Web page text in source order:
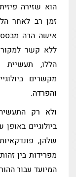
הוא שזירה
זמן רב לאחר
אישה הרה
ללא קשר למקור
הללו, תעשיית
מקשרים
והפרדה.
ולא רק
ביולוגיים
שלהן,
מפרידות בין
המיועד עבור